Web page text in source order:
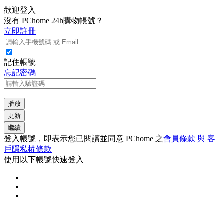
歡迎登入
沒有 PChome 24h購物帳號？
立即註冊
記住帳號
忘記密碼
播放
更新
繼續
登入帳號，即表示您已閱讀並同意 PChome 之會員條款 與 客
戶隱私權條款
使用以下帳號快速登入